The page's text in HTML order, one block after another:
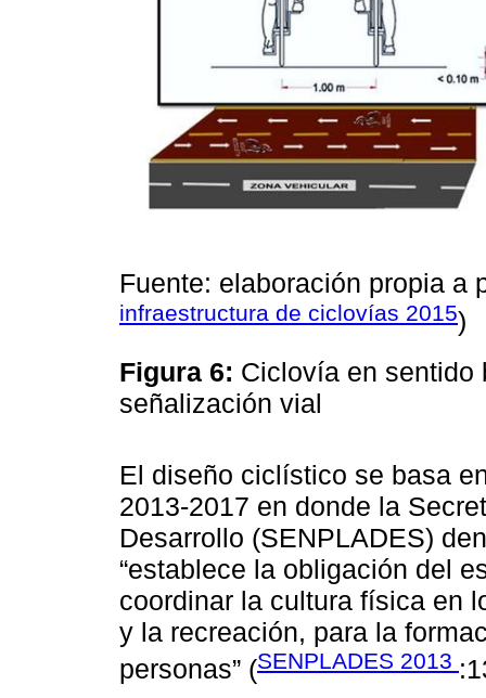
Fuente: elaboración propia a
infraestructura de ciclovías 2015)
Figura 6: Ciclovía en sentido
señalización vial
El diseño ciclístico se basa
2013-2017 en donde la
Desarrollo (SENPLADES)
“establece la obligación del
coordinar la cultura física en
y la recreación, para la
personas” (SENPLADES 2013